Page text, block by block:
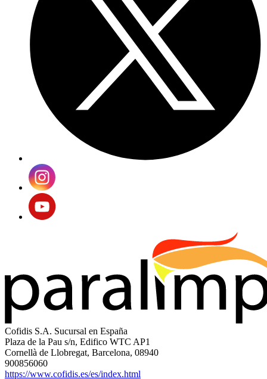
Cofidis S.A. Sucursal en España
Plaza de la Pau s/n, Edifico WTC AP1
Cornellà de Llobregat, Barcelona, 08940
900856060
https://www.cofidis.es/es/index.html